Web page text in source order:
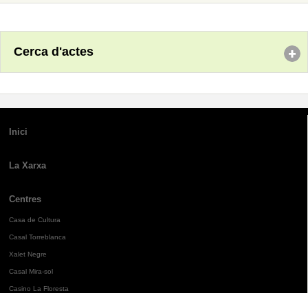
Cerca d'actes
Inici
La Xarxa
Centres
Casa de Cultura
Casal Torreblanca
Xalet Negre
Casal Mira-sol
Casino La Floresta